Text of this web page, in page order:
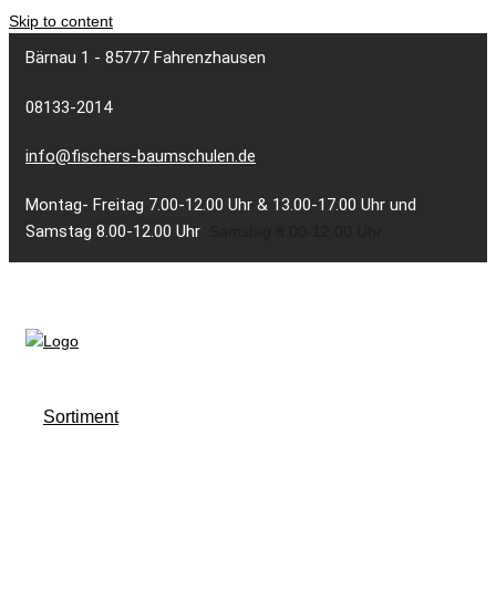
Skip to content
Bärnau 1 - 85777 Fahrenzhausen
08133-2014
info@fischers-baumschulen.de
Montag- Freitag 7.00-12.00 Uhr & 13.00-17.00 Uhr und
Samstag 8.00-12.00 Uhr
Sortiment